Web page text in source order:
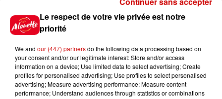
La comédienne rochefortaise
Dominique Frot est décédée
11h12
L’église de cette commune
d’Indre-et-Loire a été
cambriolée, deux...
Le respect de votre vie privée est notre
priorité
We and our (447) partnersdo the following data processing based on
your consent and/or our legitimate interest: Store and/or access
information on a device; Use limited data to select advertising; Create
profiles for personalised advertising; Use profiles to select personalised
advertising; Measure advertising performance; Measure content
performance; Understand audiences through statistics or combinations